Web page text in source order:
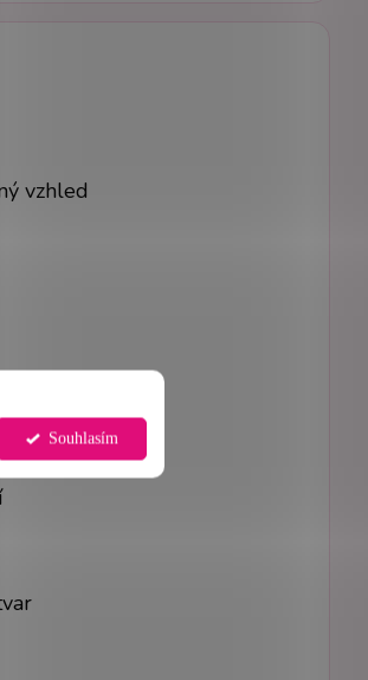
Souhlasím
vzhled
sady